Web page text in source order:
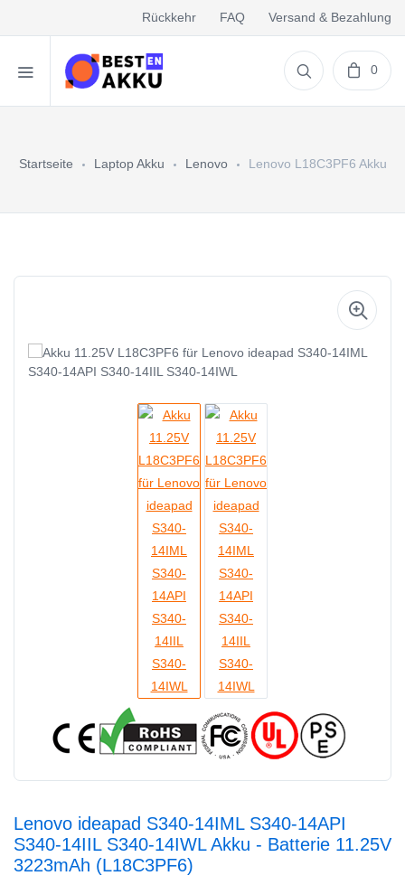
Rückkehr FAQ Versand & Bezahlung
0
Startseite Laptop Akku Lenovo Lenovo L18C3PF6 Akku
Lenovo ideapad S340-14IML S340-14API
S340-14IIL S340-14IWL Akku - Batterie 11.25V
3223mAh (L18C3PF6)